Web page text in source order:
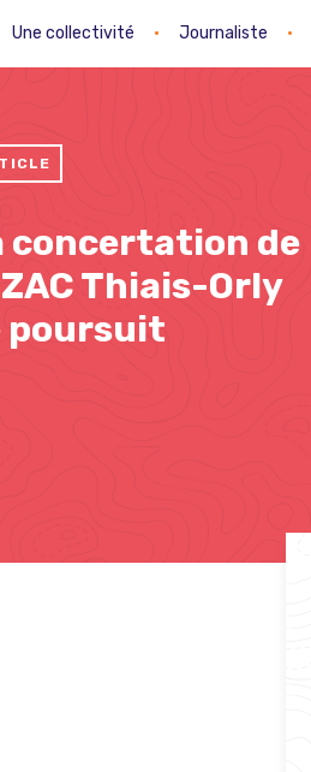
Une collectivité • Journaliste •
concertation de
Thiais-Orly
poursuit